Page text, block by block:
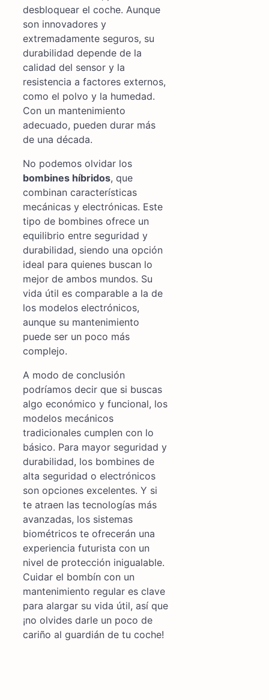
desbloquear el coche. Aunque
son innovadores y
extremadamente seguros, su
durabilidad depende de la
calidad del sensor y la
resistencia a factores externos,
como el polvo y la humedad.
Con un mantenimiento
adecuado, pueden durar más
de una década.
No podemos olvidar los
bombines híbridos, que
combinan características
mecánicas y electrónicas. Este
tipo de bombines ofrece un
equilibrio entre seguridad y
durabilidad, siendo una opción
ideal para quienes buscan lo
mejor de ambos mundos. Su
vida útil es comparable a la de
los modelos electrónicos,
aunque su mantenimiento
puede ser un poco más
complejo.
A modo de conclusión
podríamos decir que si buscas
algo económico y funcional, los
modelos mecánicos
tradicionales cumplen con lo
básico. Para mayor seguridad y
durabilidad, los bombines de
alta seguridad o electrónicos
son opciones excelentes. Y si
te atraen las tecnologías más
avanzadas, los sistemas
biométricos te ofrecerán una
experiencia futurista con un
nivel de protección inigualable.
Cuidar el bombín con un
mantenimiento regular es clave
para alargar su vida útil, así que
¡no olvides darle un poco de
cariño al guardián de tu coche!